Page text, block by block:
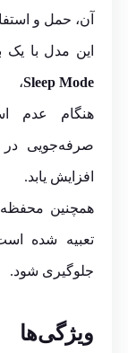
آن، حمل و
این مدل با یک
Sleep Mode،
هنگام عدم
صرفه‌جویی
افزایش یابد.
تعبیه شده
جلوگیری شود.
ویژگی‌ها